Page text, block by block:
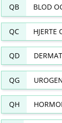
QB BLOD
QC HJERTE
QD
QG
QH